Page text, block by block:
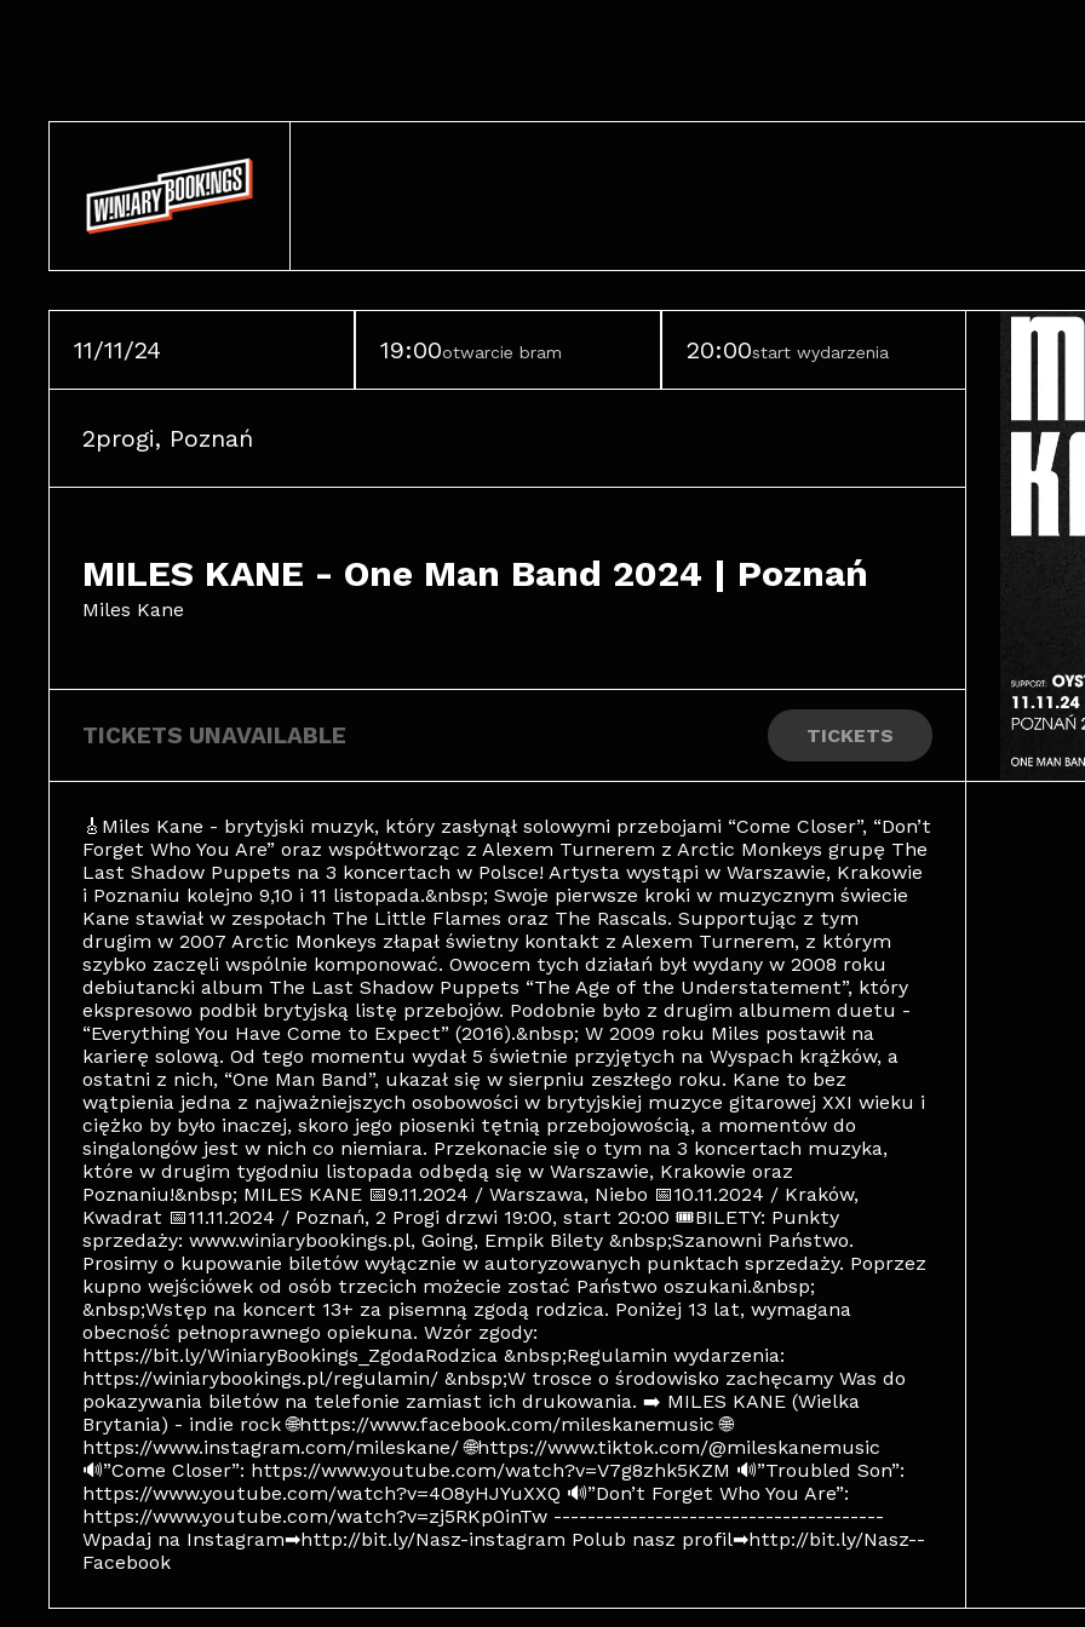
11/11/24 19:00otwarcie bram 20:00start wydarzenia
2progi, Poznań
MILES KANE - One Man Band 2024 | Poznań
Miles Kane
TICKETS UNAVAILABLE TICKETS
🎸Miles Kane - brytyjski muzyk, który zasłynął solowymi przebojami “Come Closer”, “Don’t
Forget Who You Are” oraz współtworząc z Alexem Turnerem z Arctic Monkeys grupę The
Last Shadow Puppets na 3 koncertach w Polsce! Artysta wystąpi w Warszawie, Krakowie
i Poznaniu kolejno 9,10 i 11 listopada.&nbsp; Swoje pierwsze kroki w muzycznym świecie
Kane stawiał w zespołach The Little Flames oraz The Rascals. Supportując z tym
drugim w 2007 Arctic Monkeys złapał świetny kontakt z Alexem Turnerem, z którym
szybko zaczęli wspólnie komponować. Owocem tych działań był wydany w 2008 roku
debiutancki album The Last Shadow Puppets “The Age of the Understatement”, który
ekspresowo podbił brytyjską listę przebojów. Podobnie było z drugim albumem duetu -
“Everything You Have Come to Expect” (2016).&nbsp; W 2009 roku Miles postawił na
karierę solową. Od tego momentu wydał 5 świetnie przyjętych na Wyspach krążków, a
ostatni z nich, “One Man Band”, ukazał się w sierpniu zeszłego roku. Kane to bez
wątpienia jedna z najważniejszych osobowości w brytyjskiej muzyce gitarowej XXI wieku i
ciężko by było inaczej, skoro jego piosenki tętnią przebojowością, a momentów do
singalongów jest w nich co niemiara. Przekonacie się o tym na 3 koncertach muzyka,
które w drugim tygodniu listopada odbędą się w Warszawie, Krakowie oraz
Poznaniu!&nbsp; MILES KANE 📅9.11.2024 / Warszawa, Niebo 📅10.11.2024 / Kraków,
Kwadrat 📅11.11.2024 / Poznań, 2 Progi drzwi 19:00, start 20:00 🎟BILETY: Punkty
sprzedaży: www.winiarybookings.pl, Going, Empik Bilety &nbsp;Szanowni Państwo.
Prosimy o kupowanie biletów wyłącznie w autoryzowanych punktach sprzedaży. Poprzez
kupno wejściówek od osób trzecich możecie zostać Państwo oszukani.&nbsp;
&nbsp;Wstęp na koncert 13+ za pisemną zgodą rodzica. Poniżej 13 lat, wymagana
obecność pełnoprawnego opiekuna. Wzór zgody:
https://bit.ly/WiniaryBookings_ZgodaRodzica &nbsp;Regulamin wydarzenia:
https://winiarybookings.pl/regulamin/ &nbsp;W trosce o środowisko zachęcamy Was do
pokazywania biletów na telefonie zamiast ich drukowania. ➡ MILES KANE (Wielka
Brytania) - indie rock 🌐https://www.facebook.com/mileskanemusic 🌐
https://www.instagram.com/mileskane/ 🌐https://www.tiktok.com/@mileskanemusic
🔊”Come Closer”: https://www.youtube.com/watch?v=V7g8zhk5KZM 🔊”Troubled Son”:
https://www.youtube.com/watch?v=4O8yHJYuXXQ 🔊”Don’t Forget Who You Are”:
https://www.youtube.com/watch?v=zj5RKp0inTw ---------------------------------------
Wpadaj na Instagram➡http://bit.ly/Nasz-instagram Polub nasz profil➡http://bit.ly/Nasz--
Facebook